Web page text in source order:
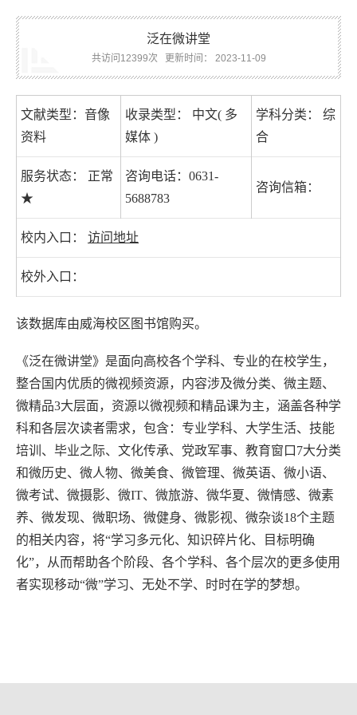
泛在微讲堂
共访问12399次 更新时间： 2023-11-09
文献类型：音像
资料
收录类型： 中文( 多
媒体 )
学科分类： 综
合
服务状态： 正常
★
咨询电话：0631-
5688783
咨询信箱：
校内入口： 访问地址
校外入口：
该数据库由威海校区图书馆购买。
《泛在微讲堂》是面向高校各个学科、专业的在校学生，
整合国内优质的微视频资源，内容涉及微分类、微主题、
微精品3大层面，资源以微视频和精品课为主，涵盖各种学
科和各层次读者需求，包含：专业学科、大学生活、技能
培训、毕业之际、文化传承、党政军事、教育窗口7大分类
和微历史、微人物、微美食、微管理、微英语、微小语、
微考试、微摄影、微IT、微旅游、微华夏、微情感、微素
养、微发现、微职场、微健身、微影视、微杂谈18个主题
的相关内容，将“学习多元化、知识碎片化、目标明确
化”，从而帮助各个阶段、各个学科、各个层次的更多使用
者实现移动“微”学习、无处不学、时时在学的梦想。